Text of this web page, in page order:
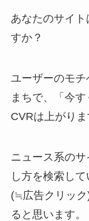
あなたのサイ
すか？
ユーザーのモ
まちで、「今
CVRは上がりま
ニュース系の
し方を検索し
(≒広告クリッ
ると思います。